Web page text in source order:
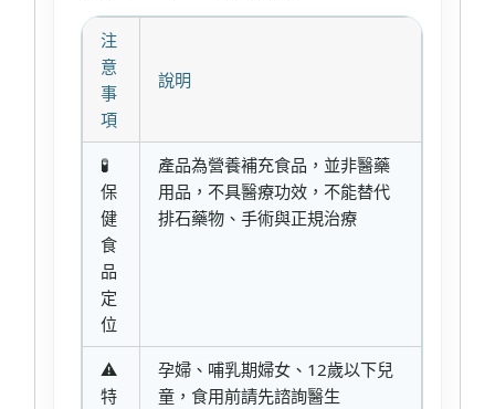
注
意
事
項
說明
🧪
保
健
食
品
定
位
產品為營養補充食品，並非醫藥
用品，不具醫療功效，不能替代
排石藥物、手術與正規治療
⚠️
特
孕婦、哺乳期婦女、12歲以下兒
童，食用前請先諮詢醫生